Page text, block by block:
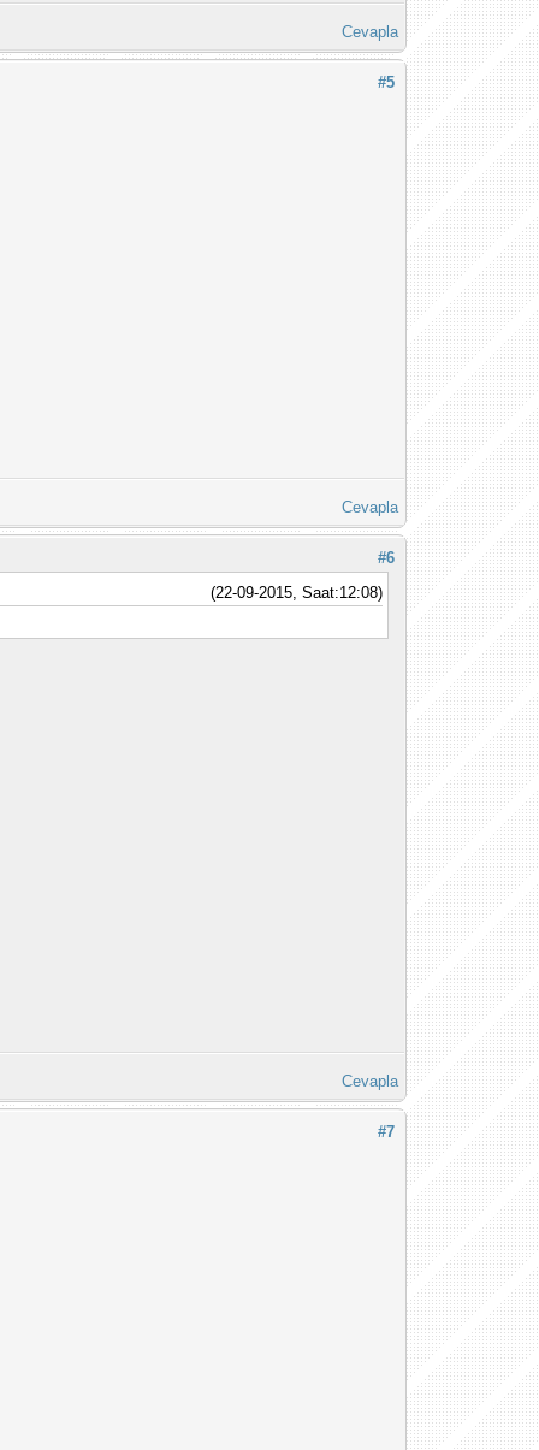
Cevapla
#5
Cevapla
#6
(22-09-2015, Saat:12:08)
Cevapla
#7